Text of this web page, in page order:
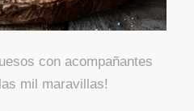
con acompañantes
mil maravillas!